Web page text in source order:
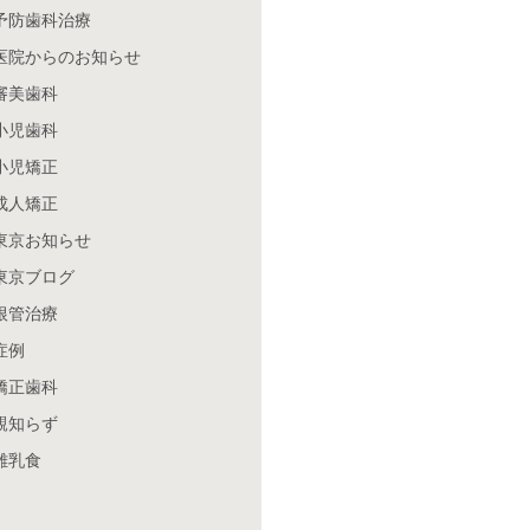
防歯科治療
院からのお知らせ
美歯科
児歯科
児矯正
人矯正
京お知らせ
京ブログ
管治療
例
正歯科
知らず
乳食